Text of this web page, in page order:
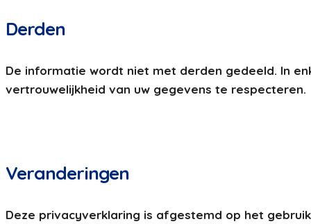
Derden
De informatie wordt niet met derden gedeeld. In
vertrouwelijkheid van uw gegevens te respecteren.
Veranderingen
Deze privacyverklaring is afgestemd op het